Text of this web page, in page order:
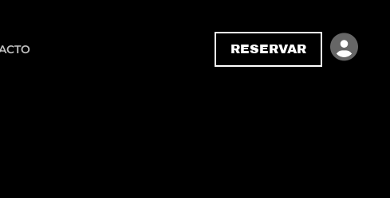
RESERVAR